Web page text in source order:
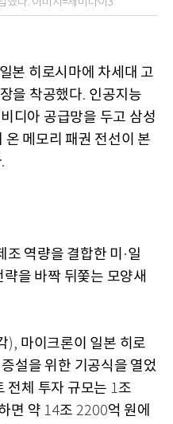
했다. 이미지=제미나이3
본 히로시마에 차세대 고
을 착공했다. 인공지능
디아 공급망을 두고 삼성
온 메모리 패권 전선이 본
.
역량을 결합한 미 ·일
을 바짝 뒤쫓는 모양새
), 마이크론이 일본 히로
설을 위한 기공식을 열었
전체 투자 규모는 1조
면 약 14조 2200억 원에